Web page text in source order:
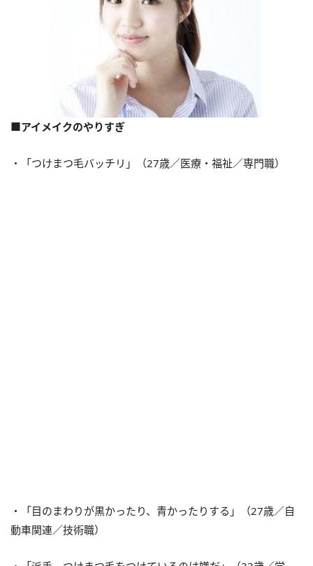
■アイメイクのやりすぎ
・「つけまつ毛バッチリ」（27歳／医療・福祉／専門職）
・「目のまわりが黒かったり、青かったりする」（27歳／自
動車関連／技術職）